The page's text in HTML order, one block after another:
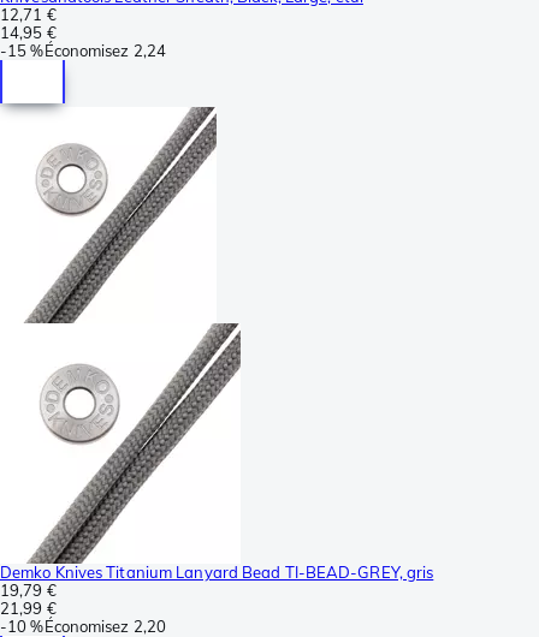
12,71 €
14,95 €
-15 %Économisez 2,24
Demko Knives Titanium Lanyard Bead TI-BEAD-GREY, gris
19,79 €
21,99 €
-10 %Économisez 2,20